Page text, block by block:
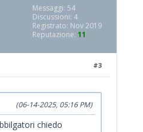
Messaggi: 54
Discussioni: 4
Registrato: Nov 2019
Reputazione: 11
#3
(06-14-2025, 05:16 PM)
chiedo